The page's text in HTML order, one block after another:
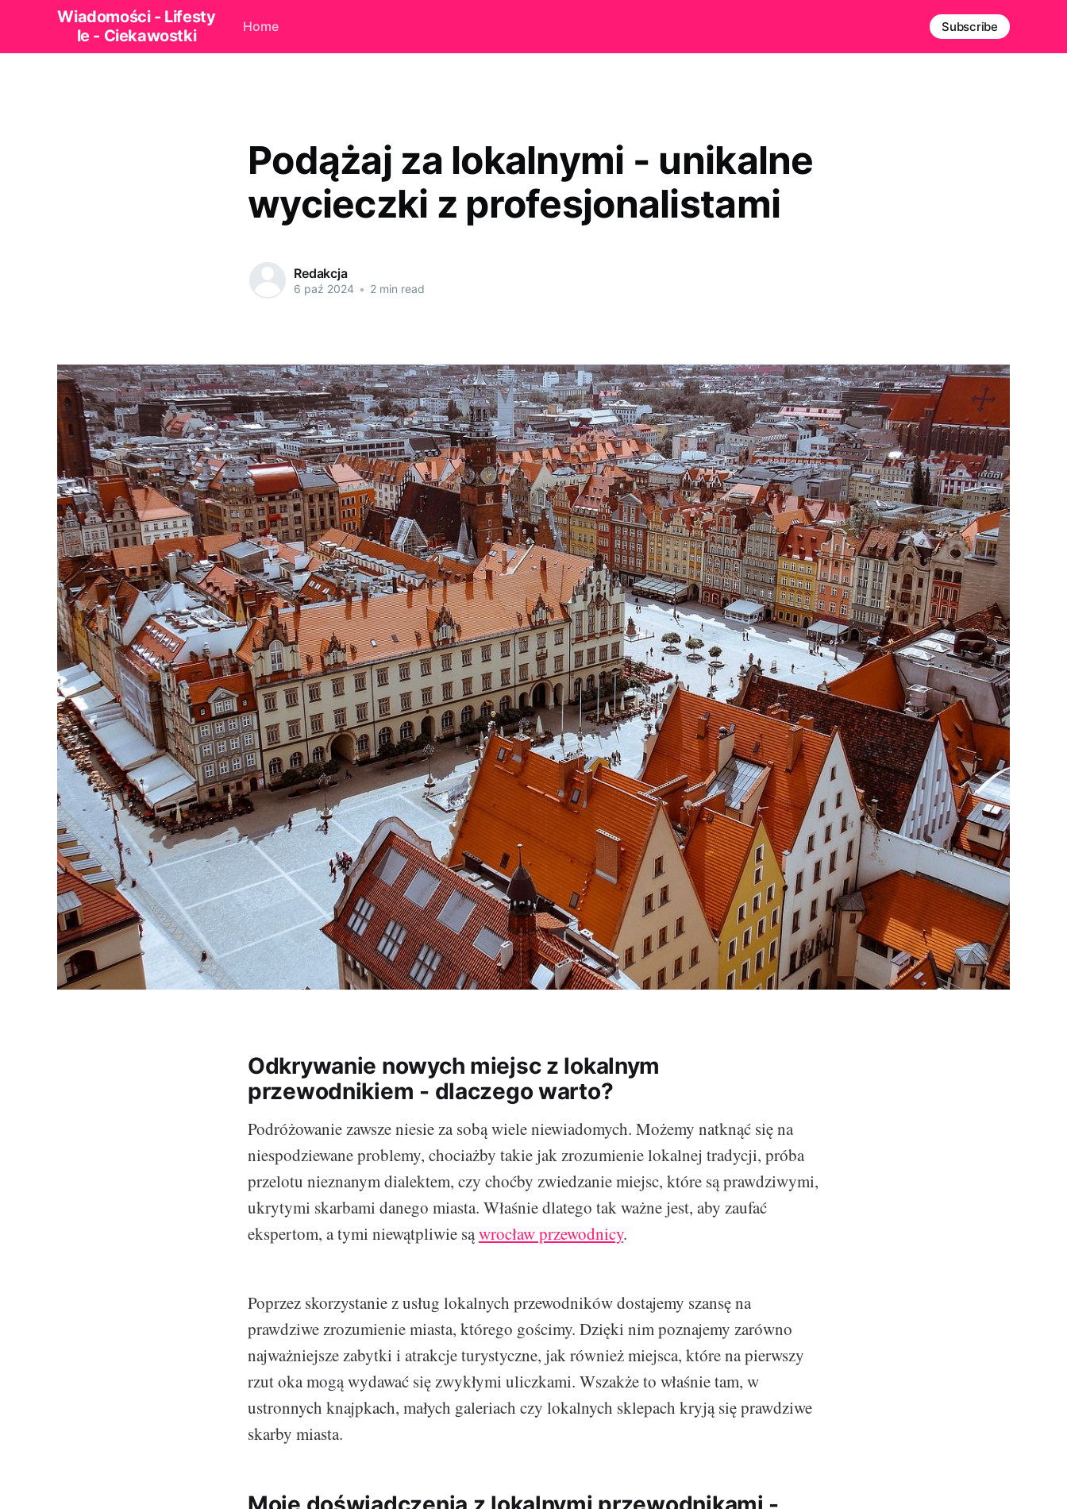
Wiadomości - Lifesty
le - Ciekawostki
Home Subscribe
Podążaj za lokalnymi - unikalne
wycieczki z profesjonalistami
Redakcja
6 paź 2024 • 2 min read
Odkrywanie nowych miejsc z lokalnym
przewodnikiem - dlaczego warto?
Podróżowanie zawsze niesie za sobą wiele niewiadomych. Możemy natknąć się na
niespodziewane problemy, chociażby takie jak zrozumienie lokalnej tradycji, próba
przelotu nieznanym dialektem, czy choćby zwiedzanie miejsc, które są prawdziwymi,
ukrytymi skarbami danego miasta. Właśnie dlatego tak ważne jest, aby zaufać
ekspertom, a tymi niewątpliwie sąwrocław przewodnicy.
Poprzez skorzystanie z usług lokalnych przewodników dostajemy szansę na
prawdziwe zrozumienie miasta, którego gościmy. Dzięki nim poznajemy zarówno
najważniejsze zabytki i atrakcje turystyczne, jak również miejsca, które na pierwszy
rzut oka mogą wydawać się zwykłymi uliczkami. Wszakże to właśnie tam, w
ustronnych knajpkach, małych galeriach czy lokalnych sklepach kryją się prawdziwe
skarby miasta.